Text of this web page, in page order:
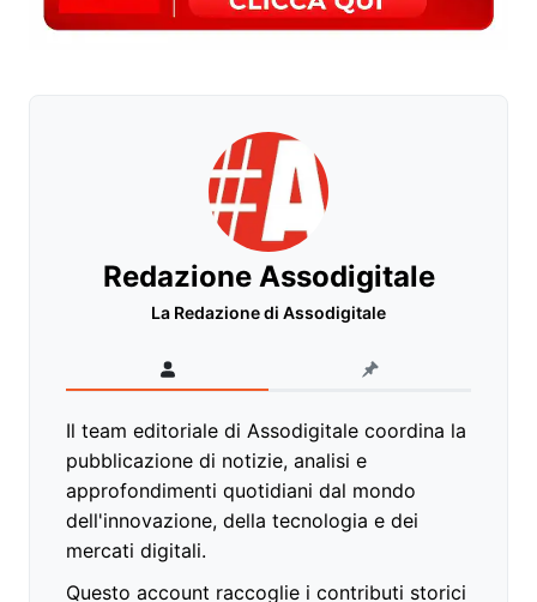
Redazione Assodigitale
La Redazione di Assodigitale
Il team editoriale di Assodigitale coordina la
pubblicazione di notizie, analisi e
approfondimenti quotidiani dal mondo
dell'innovazione, della tecnologia e dei
mercati digitali.
Questo account raccoglie i contributi storici